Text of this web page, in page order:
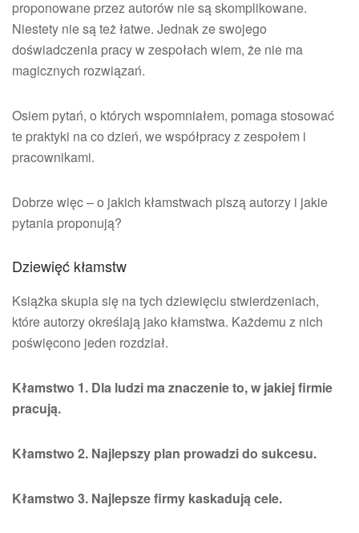
proponowane przez autorów nie są skomplikowane.
Niestety nie są też łatwe. Jednak ze swojego
doświadczenia pracy w zespołach wiem, że nie ma
magicznych rozwiązań.
Osiem pytań, o których wspomniałem, pomaga stosować
te praktyki na co dzień, we współpracy z zespołem i
pracownikami.
Dobrze więc – o jakich kłamstwach piszą autorzy i jakie
pytania proponują?
Dziewięć kłamstw
Książka skupia się na tych dziewięciu stwierdzeniach,
które autorzy określają jako kłamstwa. Każdemu z nich
poświęcono jeden rozdział.
Kłamstwo 1. Dla ludzi ma znaczenie to, w jakiej firmie
pracują.
Kłamstwo 2. Najlepszy plan prowadzi do sukcesu.
Kłamstwo 3. Najlepsze firmy kaskadują cele.